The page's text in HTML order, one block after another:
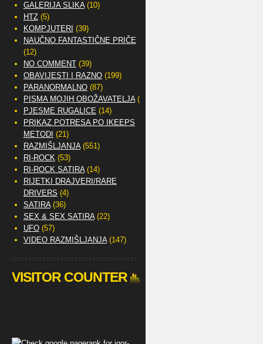
GALERIJA SLIKA(10)
HTZ(5)
KOMPJUTERI (39)
NAUČNO FANTASTIČNE PRIČE
(12)
NO COMMENT(39)
OBAVIJESTI I RAZNO(199)
PARANORMALNO(87)
PISMA MOJIH OBOŽAVATELJA(2)
PJESME RUGALICE (14)
PRIKAZ POTRESA PO IKEEPS
METODI (21)
RAZMIŠLJANJA(551)
RI-ROCK(53)
RI-ROCK SATIRA(14)
RIJETKI DRAJVERI/RARE
DRIVERS (4)
SATIRA(36)
SEX & SEX SATIRA(22)
UFO(57)
VIDEO RAZMIŠLJANJA(147)
VISITOR COUNTER